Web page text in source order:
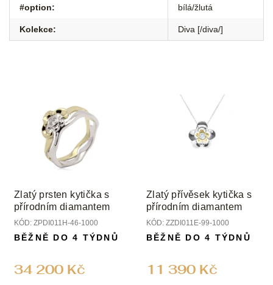
#option: bílá/žlutá
Kolekce: Diva [/diva/]
Zlatý prsten kytička s
přírodním diamantem
KÓD: ZPDI011H-46-1000
34 200 Kč
BĚŽNĚ DO 4 TÝDNŮ
Zlatý přívěsek kytička s
přírodním diamantem
KÓD: ZZDI011E-99-1000
11 390 Kč
BĚŽNĚ DO 4 TÝDNŮ